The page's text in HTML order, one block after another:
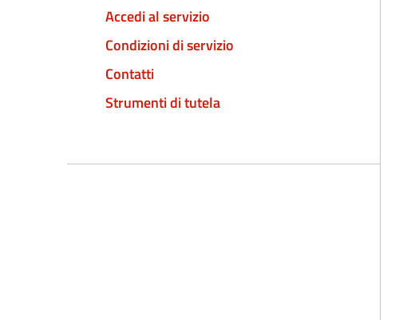
Accedi al servizio
Condizioni di servizio
Contatti
Strumenti di tutela